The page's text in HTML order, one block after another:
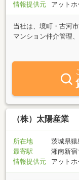
情報提供元
アットホ
当社は、境町・古河
マンション仲介管理
用倉庫等のご紹介を
だくお客様が多いの
社員一同お待ちして
（株）太陽産業
所在地
茨城県猿
最寄駅
湘南新宿
情報提供元
アットホ